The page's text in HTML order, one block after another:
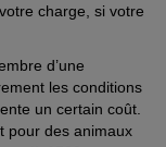
charge, si votre
d’une
les conditions
un certain coût.
pour des animaux